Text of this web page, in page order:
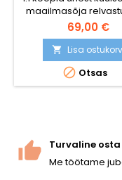
maailmasõja
MP40
Valmistatud
69,00 €
 Lisa
 Otsas
Turvaline osta
Me töötame